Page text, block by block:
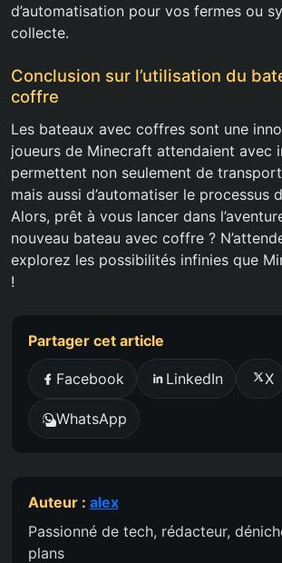
d’automatisation pour vos fermes ou
collecte.
Conclusion sur l’utilisation du
coffre
Les bateaux avec coffres sont une
joueurs de Minecraft attendaient avec
permettent non seulement de
mais aussi d’automatiser le processus
Alors, prêt à vous lancer dans
nouveau bateau avec coffre ?
explorez les possibilités infinies que
!
Partager cet article
Facebook LinkedIn X
WhatsApp
Auteur : alex
Passionné de tech, rédacteur,
plans